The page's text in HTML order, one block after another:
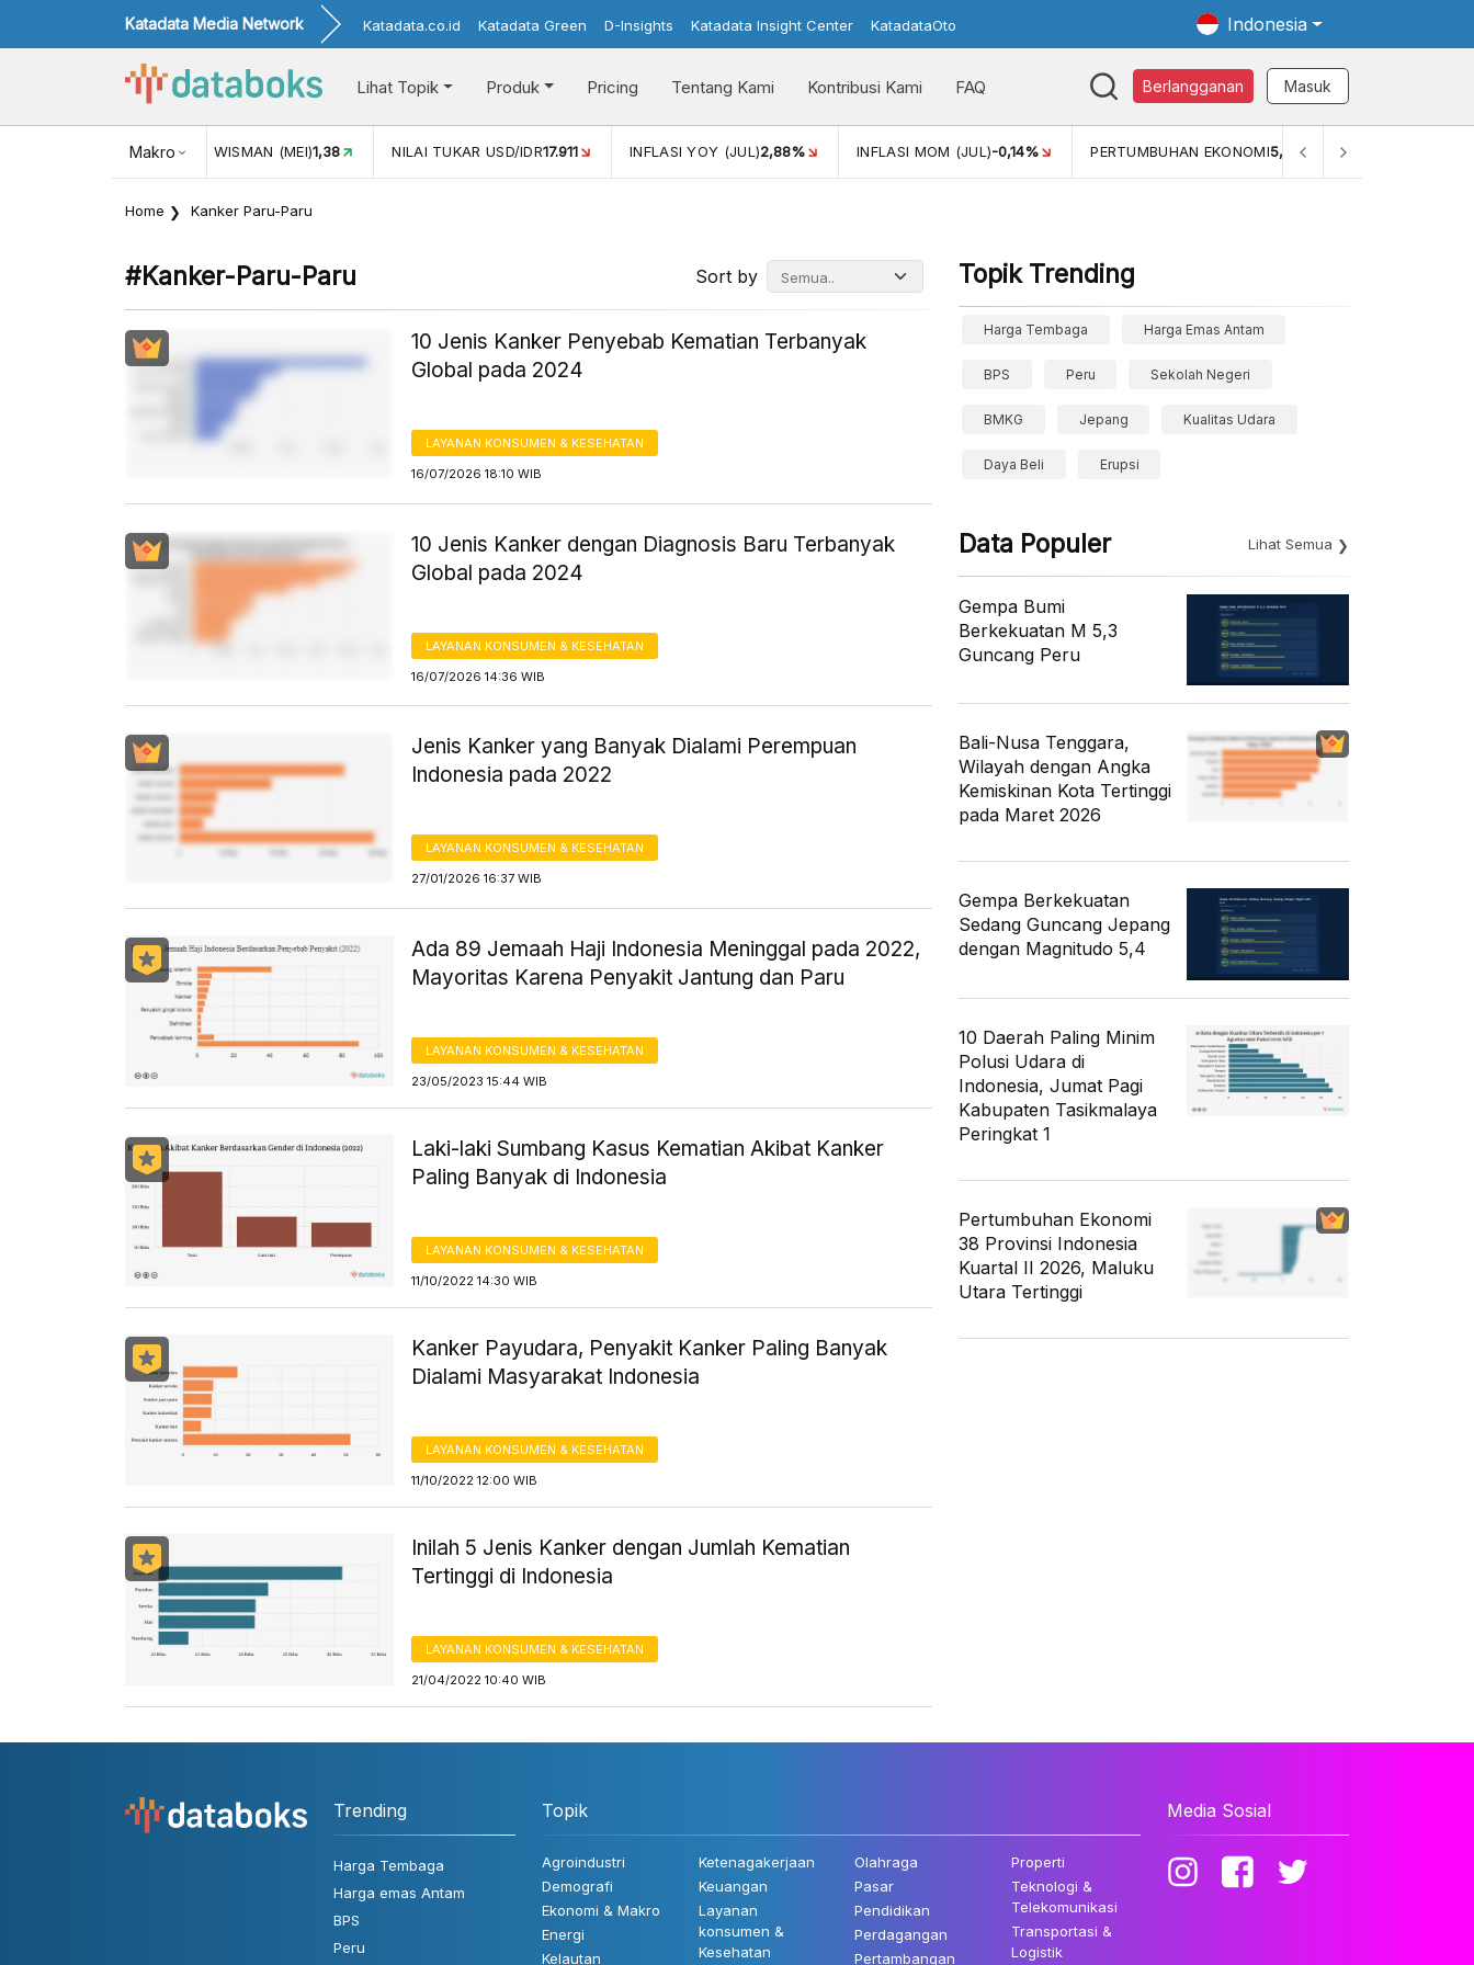
Katadata Media Network Katadata.co.id Katadata Green D-Insights Katadata Insight Center KatadataOto Indonesia
Lihat Topik Produk Pricing Tentang Kami Kontribusi Kami FAQ Berlangganan Masuk
Makro
KUNJUNGAN WISMAN (MEI)1,38 NILAI TUKAR USD/IDR17.911 INFLASI YOY (JUL)2,88% INFLASI MOM (JUL)-0,14% PERTUMBUHAN EKONOMI5,11%
Home Kanker Paru-Paru
#kanker-Paru-Paru Sort by
10 Jenis Kanker Penyebab Kematian Terbanyak
Global pada 2024
LAYANAN KONSUMEN & KESEHATAN
16/07/2026 18:10 WIB
10 Jenis Kanker dengan Diagnosis Baru Terbanyak
Global pada 2024
LAYANAN KONSUMEN & KESEHATAN
16/07/2026 14:36 WIB
Jenis Kanker yang Banyak Dialami Perempuan
Indonesia pada 2022
LAYANAN KONSUMEN & KESEHATAN
27/01/2026 16:37 WIB
Ada 89 Jemaah Haji Indonesia Meninggal pada 2022,
Mayoritas Karena Penyakit Jantung dan Paru
LAYANAN KONSUMEN & KESEHATAN
23/05/2023 15:44 WIB
Laki-laki Sumbang Kasus Kematian Akibat Kanker
Paling Banyak di Indonesia
LAYANAN KONSUMEN & KESEHATAN
11/10/2022 14:30 WIB
Kanker Payudara, Penyakit Kanker Paling Banyak
Dialami Masyarakat Indonesia
LAYANAN KONSUMEN & KESEHATAN
11/10/2022 12:00 WIB
Inilah 5 Jenis Kanker dengan Jumlah Kematian
Tertinggi di Indonesia
LAYANAN KONSUMEN & KESEHATAN
21/04/2022 10:40 WIB
Topik Trending
Harga Tembaga Harga Emas Antam
BPS Peru Sekolah Negeri
BMKG Jepang Kualitas Udara
Daya Beli Erupsi
Data Populer Lihat Semua
Gempa Bumi
Berkekuatan M 5,3
Guncang Peru
Bali-Nusa Tenggara,
Wilayah dengan Angka
Kemiskinan Kota Tertinggi
pada Maret 2026
Gempa Berkekuatan
Sedang Guncang Jepang
dengan Magnitudo 5,4
10 Daerah Paling Minim
Polusi Udara di
Indonesia, Jumat Pagi
Kabupaten Tasikmalaya
Peringkat 1
Pertumbuhan Ekonomi
38 Provinsi Indonesia
Kuartal II 2026, Maluku
Utara Tertinggi
Trending
Harga Tembaga
Harga emas Antam
BPS
Peru
Topik
Agroindustri
Demografi
Ekonomi & Makro
Energi
Kelautan
Ketenagakerjaan
Keuangan
Layanan
konsumen &
Kesehatan
Olahraga
Pasar
Pendidikan
Perdagangan
Pertambangan
Properti
Teknologi &
Telekomunikasi
Transportasi &
Logistik
Media Sosial